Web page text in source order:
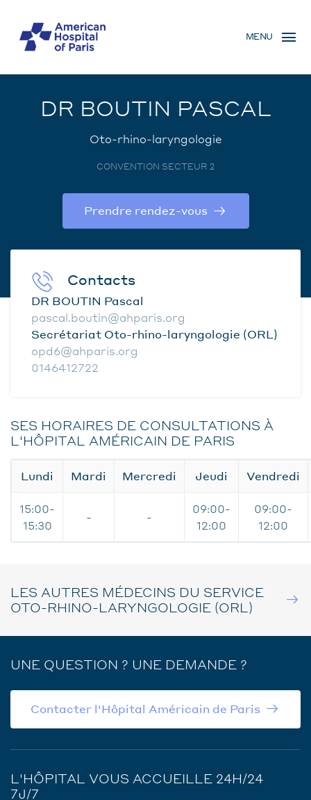
contenu
MENU
MOBILE
MENU
DR BOUTIN PASCAL
Oto-rhino-laryngologie
CONVENTION SECTEUR 2
Prendre rendez-vous
Contacts
DR BOUTIN Pascal
pascal.boutin@ahparis.org
Secrétariat Oto-rhino-laryngologie (ORL)
opd6@ahparis.org
0146412722
SES HORAIRES DE CONSULTATIONS À
L'HÔPITAL AMÉRICAIN DE PARIS
Lundi Mardi Mercredi Jeudi Vendredi
15:00-
15:30
- -
09:00-
12:00
09:00-
12:00
LES AUTRES MÉDECINS DU SERVICE
OTO-RHINO-LARYNGOLOGIE (ORL)
UNE QUESTION ? UNE DEMANDE ?
Contacter l'Hôpital Américain de Paris
L'HÔPITAL VOUS ACCUEILLE 24H/24
7J/7